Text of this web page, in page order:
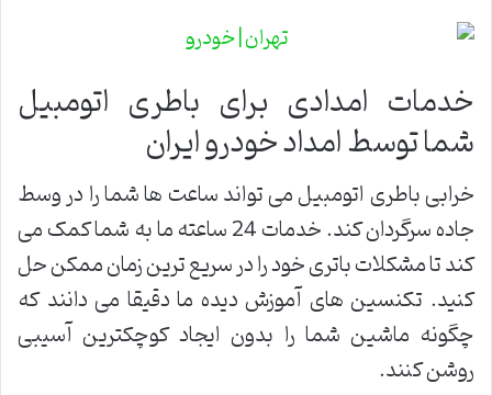
خدمات امدادی برای باطری اتومبیل
شما توسط امداد خودرو ایران
خرابی باطری اتومبیل می تواند ساعت ها شما را در وسط
جاده سرگردان کند. خدمات 24 ساعته ما به شما کمک می
کند تا مشکلات باتری خود را در سریع ترین زمان ممکن حل
کنید. تکنسین های آموزش دیده ما دقیقا می دانند که
چگونه ماشین شما را بدون ایجاد کوچکترین آسیبی
روشن کنند.